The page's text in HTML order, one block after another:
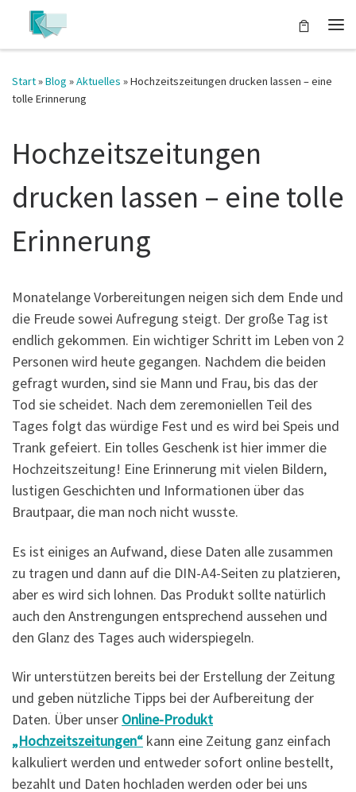
Zum Inhalt springen
Start»Blog »Aktuelles »Hochzeitszeitungen drucken lassen – eine
tolle Erinnerung
Hochzeitszeitungen
drucken lassen – eine tolle
Erinnerung
Monatelange Vorbereitungen neigen sich dem Ende und
die Freude sowei Aufregung steigt. Der große Tag ist
endlich gekommen. Ein wichtiger Schritt im Leben von 2
Personen wird heute gegangen. Nachdem die beiden
gefragt wurden, sind sie Mann und Frau, bis das der
Tod sie scheidet. Nach dem zeremoniellen Teil des
Tages folgt das würdige Fest und es wird bei Speis und
Trank gefeiert. Ein tolles Geschenk ist hier immer die
Hochzeitszeitung! Eine Erinnerung mit vielen Bildern,
lustigen Geschichten und Informationen über das
Brautpaar, die man noch nicht wusste.
Es ist einiges an Aufwand, diese Daten alle zusammen
zu tragen und dann auf die DIN-A4-Seiten zu platzieren,
aber es wird sich lohnen. Das Produkt sollte natürlich
auch den Anstrengungen entsprechend aussehen und
den Glanz des Tages auch widerspiegeln.
Wir unterstützen bereits bei der Erstellung der Zeitung
und geben nützliche Tipps bei der Aufbereitung der
Daten. Über unser Online-Produkt
„Hochzeitszeitungen“ kann eine Zeitung ganz einfach
kalkuliert werden und entweder sofort online bestellt,
bezahlt und Daten hochladen werden oder bei uns